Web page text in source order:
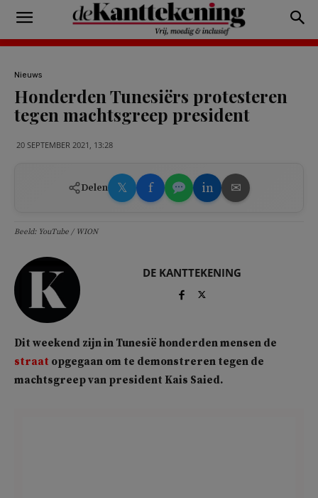
Nieuws
Honderden Tunesiërs protesteren
tegen machtsgreep president
20 SEPTEMBER 2021, 13:28
Delen 𝕏 f in ✉
Beeld: YouTube / WION
DE KANTTEKENING
Dit weekend zijn in Tunesië honderden mensen de
straat opgegaan om te demonstreren tegen de
machtsgreep van president Kais Saied.